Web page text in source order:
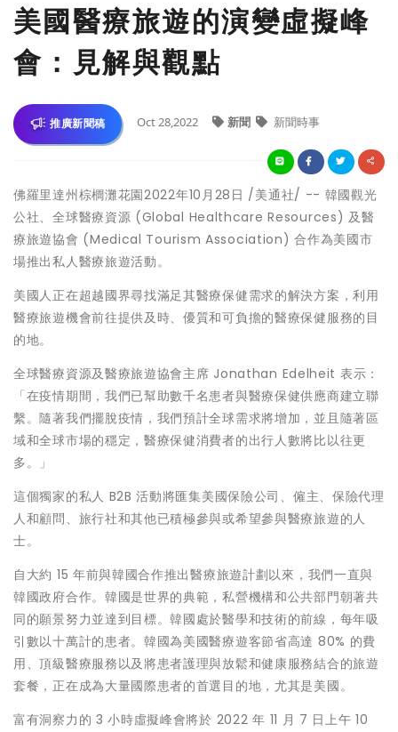
美國醫療旅遊的演變虛擬峰
會：見解與觀點
推廣新聞稿 Oct 28,2022 新聞 新聞時事
佛羅里達州棕櫚灘花園2022年10月28日 /美通社/ -- 韓國觀光
公社、全球醫療資源 (Global Healthcare Resources) 及醫
療旅遊協會 (Medical Tourism Association) 合作為美國市
場推出私人醫療旅遊活動。
美國人正在超越國界尋找滿足其醫療保健需求的解決方案，利用
醫療旅遊機會前往提供及時、優質和可負擔的醫療保健服務的目
的地。
全球醫療資源及醫療旅遊協會主席 Jonathan Edelheit 表示：
「在疫情期間，我們已幫助數千名患者與醫療保健供應商建立聯
繫。隨著我們擺脫疫情，我們預計全球需求將增加，並且隨著區
域和全球市場的穩定，醫療保健消費者的出行人數將比以往更
多。」
這個獨家的私人 B2B 活動將匯集美國保險公司、僱主、保險代理
人和顧問、旅行社和其他已積極參與或希望參與醫療旅遊的人
士。
自大約 15 年前與韓國合作推出醫療旅遊計劃以來，我們一直與
韓國政府合作。韓國是世界的典範，私營機構和公共部門朝著共
同的願景努力並達到目標。韓國處於醫學和技術的前線，每年吸
引數以十萬計的患者。韓國為美國醫療遊客節省高達 80% 的費
用、頂級醫療服務以及將患者護理與放鬆和健康服務結合的旅遊
套餐，正在成為大量國際患者的首選目的地，尤其是美國。
富有洞察力的 3 小時虛擬峰會將於 2022 年 11 月 7 日上午 10